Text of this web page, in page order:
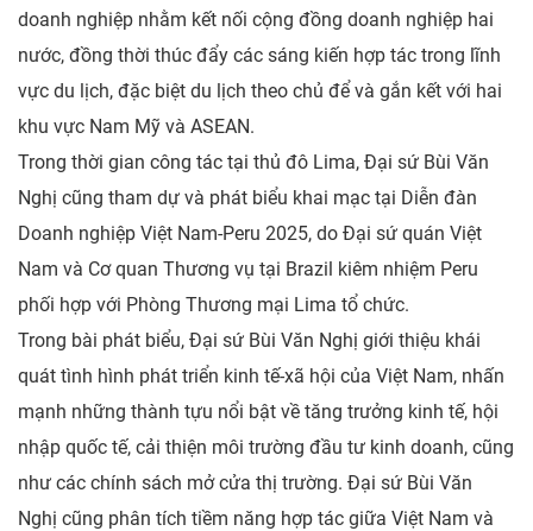
doanh nghiệp nhằm kết nối cộng đồng doanh nghiệp hai
nước, đồng thời thúc đẩy các sáng kiến hợp tác trong lĩnh
vực du lịch, đặc biệt du lịch theo chủ để và gắn kết với hai
khu vực Nam Mỹ và ASEAN.
Trong thời gian công tác tại thủ đô Lima, Đại sứ Bùi Văn
Nghị cũng tham dự và phát biểu khai mạc tại Diễn đàn
Doanh nghiệp Việt Nam-Peru 2025, do Đại sứ quán Việt
Nam và Cơ quan Thương vụ tại Brazil kiêm nhiệm Peru
phối hợp với Phòng Thương mại Lima tổ chức.
Trong bài phát biểu, Đại sứ Bùi Văn Nghị giới thiệu khái
quát tình hình phát triển kinh tế-xã hội của Việt Nam, nhấn
mạnh những thành tựu nổi bật về tăng trưởng kinh tế, hội
nhập quốc tế, cải thiện môi trường đầu tư kinh doanh, cũng
như các chính sách mở cửa thị trường. Đại sứ Bùi Văn
Nghị cũng phân tích tiềm năng hợp tác giữa Việt Nam và